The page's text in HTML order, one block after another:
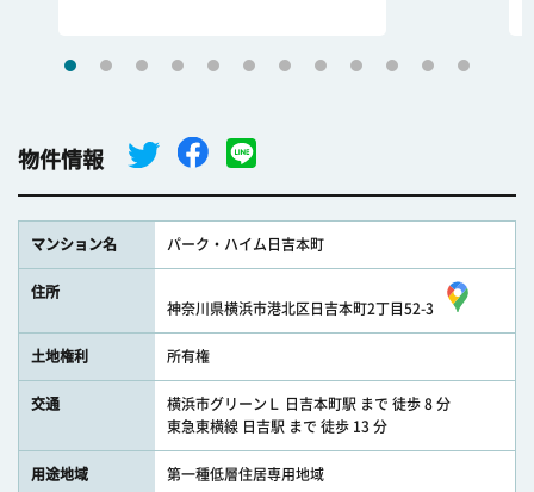
物件情報
マンション名 パーク・ハイム日吉本町
住所
神奈川県横浜市港北区日吉本町2丁目52-3
土地権利 所有権
交通
横浜市グリーンＬ 日吉本町駅 まで 徒歩 8 分
東急東横線 日吉駅 まで 徒歩 13 分
用途地域 第一種低層住居専用地域